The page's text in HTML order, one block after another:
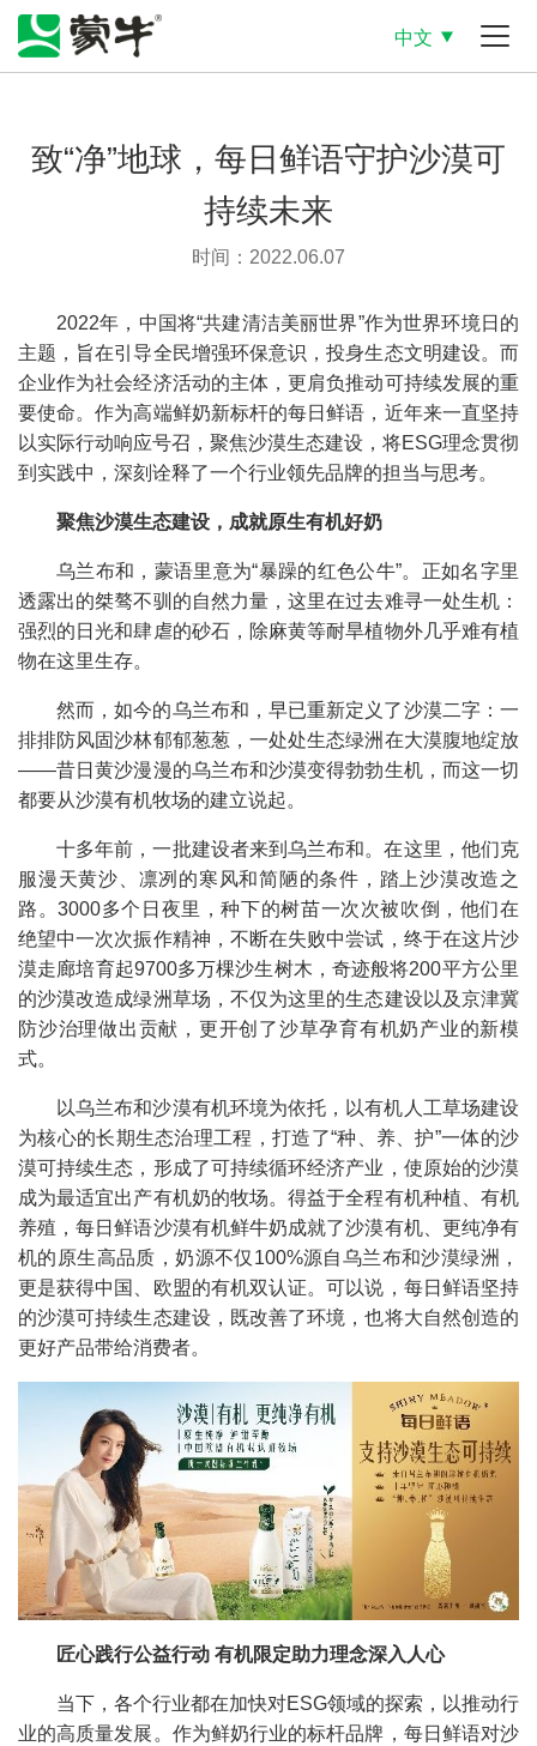
中文
致“净”地球，每日鲜语守护沙漠可
持续未来
时间：2022.06.07
2022年，中国将“共建清洁美丽世界”作为世界环境日的
主题，旨在引导全民增强环保意识，投身生态文明建设。而
企业作为社会经济活动的主体，更肩负推动可持续发展的重
要使命。作为高端鲜奶新标杆的每日鲜语，近年来一直坚持
以实际行动响应号召，聚焦沙漠生态建设，将ESG理念贯彻
到实践中，深刻诠释了一个行业领先品牌的担当与思考。
聚焦沙漠生态建设，成就原生有机好奶
乌兰布和，蒙语里意为“暴躁的红色公牛”。正如名字里
透露出的桀骜不驯的自然力量，这里在过去难寻一处生机：
强烈的日光和肆虐的砂石，除麻黄等耐旱植物外几乎难有植
物在这里生存。
然而，如今的乌兰布和，早已重新定义了沙漠二字：一
排排防风固沙林郁郁葱葱，一处处生态绿洲在大漠腹地绽放
——昔日黄沙漫漫的乌兰布和沙漠变得勃勃生机，而这一切
都要从沙漠有机牧场的建立说起。
十多年前，一批建设者来到乌兰布和。在这里，他们克
服漫天黄沙、凛冽的寒风和简陋的条件，踏上沙漠改造之
路。3000多个日夜里，种下的树苗一次次被吹倒，他们在
绝望中一次次振作精神，不断在失败中尝试，终于在这片沙
漠走廊培育起9700多万棵沙生树木，奇迹般将200平方公里
的沙漠改造成绿洲草场，不仅为这里的生态建设以及京津冀
防沙治理做出贡献，更开创了沙草孕育有机奶产业的新模
式。
以乌兰布和沙漠有机环境为依托，以有机人工草场建设
为核心的长期生态治理工程，打造了“种、养、护”一体的沙
漠可持续生态，形成了可持续循环经济产业，使原始的沙漠
成为最适宜出产有机奶的牧场。得益于全程有机种植、有机
养殖，每日鲜语沙漠有机鲜牛奶成就了沙漠有机、更纯净有
机的原生高品质，奶源不仅100%源自乌兰布和沙漠绿洲，
更是获得中国、欧盟的有机双认证。可以说，每日鲜语坚持
的沙漠可持续生态建设，既改善了环境，也将大自然创造的
更好产品带给消费者。
匠心践行公益行动 有机限定助力理念深入人心
当下，各个行业都在加快对ESG领域的探索，以推动行
业的高质量发展。作为鲜奶行业的标杆品牌，每日鲜语对沙